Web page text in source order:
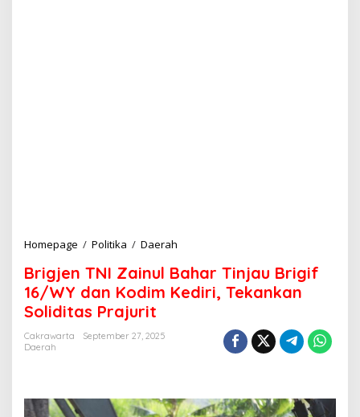
Homepage / Politika / Daerah
i
g
j
a
Brigjen TNI Zainul Bahar Tinjau Brigif
16/WY dan Kodim Kediri, Tekankan
Soliditas Prajurit
Cakrawarta
September 27, 2025
Daerah